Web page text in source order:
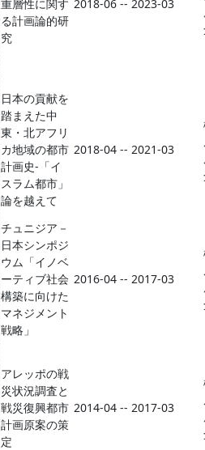
重層性に関す
る計画論的研
究
2018-06 -- 2023-03
日本の貢献を
踏まえた中
東・北アフリ
カ地域の都市
計画史-「イ
スラム都市」
論を越えて
2018-04 -- 2021-03
チュニジア－
日本シンポジ
ウム「イノベ
ーティブ社会
構築に向けた
マネジメント
戦略」
2016-04 -- 2017-03
アレッポの戦
災状況調査と
戦災復興都市
計画原案の策
定
2014-04 -- 2017-03